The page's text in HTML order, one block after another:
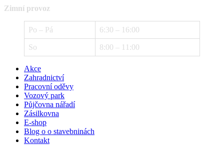
Zimní provoz
Po – Pá 6:30 – 16:00
So 8:00 – 11:00
Akce
Zahradnictví
Pracovní oděvy
Vozový park
Půjčovna nářadí
Zásilkovna
E-shop
Blog o o stavebninách
Kontakt